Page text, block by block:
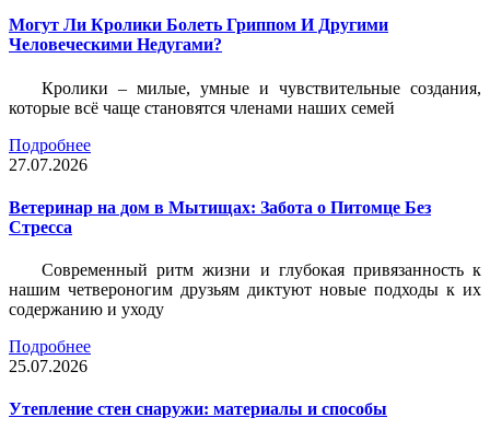
Могут Ли Кролики Болеть Гриппом И Другими
Человеческими Недугами?
Кролики – милые, умные и чувствительные создания,
которые всё чаще становятся членами наших семей
Подробнее
27.07.2026
Ветеринар на дом в Мытищах: Забота о Питомце Без
Стресса
Современный ритм жизни и глубокая привязанность к
нашим четвероногим друзьям диктуют новые подходы к их
содержанию и уходу
Подробнее
25.07.2026
Утепление стен снаружи: материалы и способы